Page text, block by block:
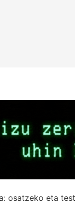
osatzeko eta